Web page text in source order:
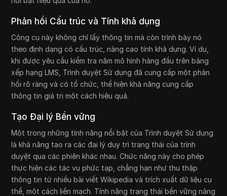
Phản hồi Cấu trúc và Tính khả dụng
Công cụ này không chỉ lấy thông tin mà còn trình bày nó
theo định dạng có cấu trúc, nâng cao tính khả dụng. Ví dụ,
khi được yêu cầu kiểm tra năm mô hình hàng đầu trên bảng
xếp hạng LMS, Trình duyệt Sử dụng đã cung cấp một phản
hồi rõ ràng và có tổ chức, thể hiện khả năng cung cấp
thông tin giá trị một cách hiệu quả.
Tạo Đại lý Bền vững
Một trong những tính năng nổi bật của Trình duyệt Sử dụng
là khả năng tạo ra các đại lý duy trì trạng thái của trình
duyệt qua các phiên khác nhau. Chức năng này cho phép
thực hiện các tác vụ phức tạp, chẳng hạn như thu thập
thông tin từ nhiều bài viết Wikipedia và trích xuất dữ liệu cụ
thể, một cách liền mạch. Tính năng trạng thái bền vững nâng